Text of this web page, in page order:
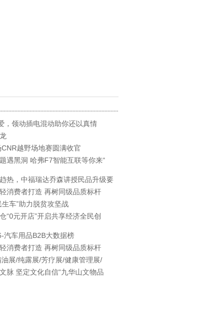
，领动插电混动助你还以真情
越野场地赛圆满收官
遇黑洞 哈弗F7智能互联等你来“
热，中福瑞达乔森讲授民品升级要
消费者打造 再树同级品质标杆
生车”助力脱贫攻坚战
“0元开店”开启共享经济全民创
汽车用品B2B大数据榜
消费者打造 再树同级品质标杆
展/纯露展/芳疗展/健康管理展/
脉 坚定文化自信“九华山文物品